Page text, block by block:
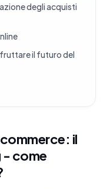
degli acquisti
il futuro del
il
- come